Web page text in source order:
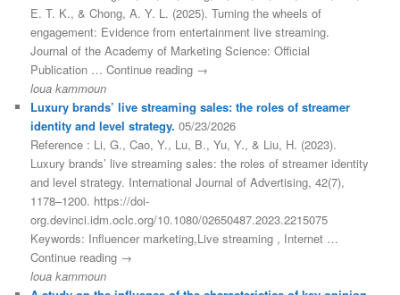
E. T. K., & Chong, A. Y. L. (2025). Turning the wheels of
engagement: Evidence from entertainment live streaming.
Journal of the Academy of Marketing Science: Official
Publication … Continue reading →
loua kammoun
Luxury brands’ live streaming sales: the roles of streamer
identity and level strategy. 05/23/2026
Reference : Li, G., Cao, Y., Lu, B., Yu, Y., & Liu, H. (2023).
Luxury brands’ live streaming sales: the roles of streamer identity
and level strategy. International Journal of Advertising, 42(7),
1178–1200. https://doi-
org.devinci.idm.oclc.org/10.1080/02650487.2023.2215075
Keywords: Influencer marketing,Live streaming , Internet …
Continue reading →
loua kammoun